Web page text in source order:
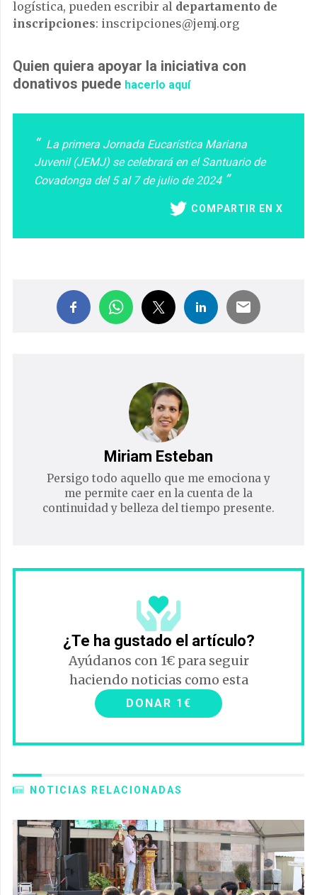
logística, pueden escribir al departamento de
inscripciones: inscripciones@jemj.org
Quien quiera apoyar la iniciativa con
donativos puede hacerlo aquí
La primera Jornada Eucarística Mariana
Juvenil (JEMJ) se celebrará en el Santuario de
Covadonga del 5 al 7 de julio de 2024
COMPARTIR EN X
Miriam Esteban
Persigo todo aquello que me emociona y
me permite caer en la cuenta de la
continuidad y belleza del tiempo presente.
¿Te ha gustado el artículo?
Ayúdanos con 1€ para seguir
haciendo noticias como esta
DONAR 1€
NOTICIAS RELACIONADAS